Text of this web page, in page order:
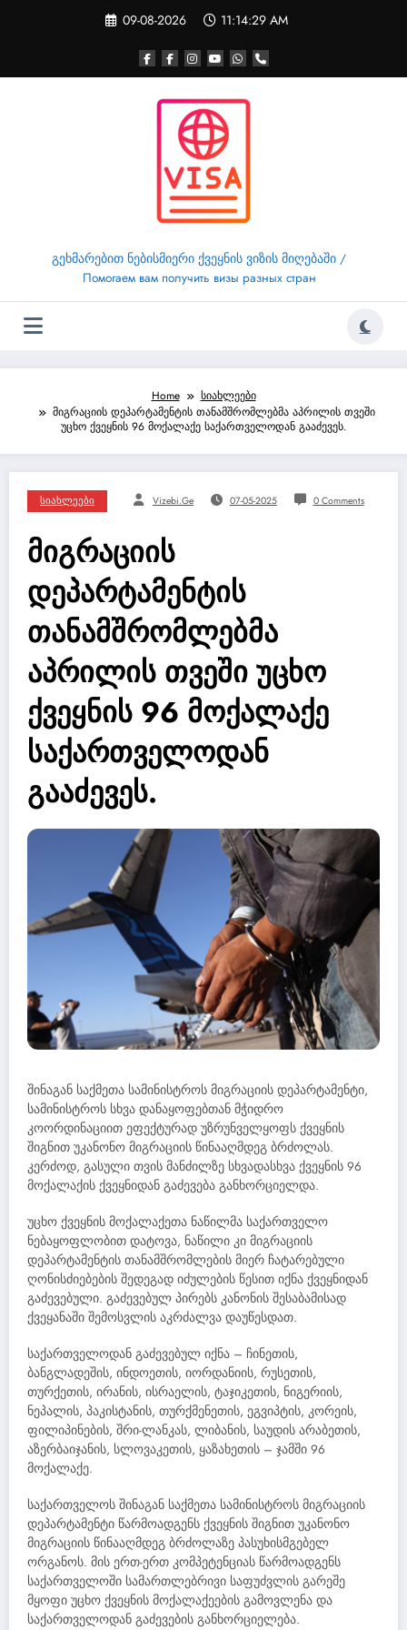
09-08-2026 11:14:30 AM
გეხმარებით ნებისმიერი ქვეყნის ვიზის მიღებაში /
Помогаем вам получить визы разных стран
Home
სიახლეები
მიგრაციის დეპარტამენტის თანამშრომლებმა აპრილის თვეში
უცხო ქვეყნის 96 მოქალაქე საქართველოდან გააძევეს.
Სიახლეები Vizebi.ge 07-05-2025 0 Comments
მიგრაციის
დეპარტამენტის
თანამშრომლებმა
აპრილის თვეში უცხო
ქვეყნის 96 მოქალაქე
საქართველოდან
გააძევეს.
შინაგან საქმეთა სამინისტროს მიგრაციის დეპარტამენტი,
სამინისტროს სხვა დანაყოფებთან მჭიდრო
კოორდინაციით ეფექტურად უზრუნველყოფს ქვეყნის
შიგნით უკანონო მიგრაციის წინააღმდეგ ბრძოლას.
კერძოდ, გასული თვის მანძილზე სხვადასხვა ქვეყნის 96
მოქალაქის ქვეყნიდან გაძევება განხორციელდა.
უცხო ქვეყნის მოქალაქეთა ნაწილმა საქართველო
ნებაყოფლობით დატოვა, ნაწილი კი მიგრაციის
დეპარტამენტის თანამშრომლების მიერ ჩატარებული
ღონისძიებების შედეგად იძულების წესით იქნა ქვეყნიდან
გაძევებული. გაძევებულ პირებს კანონის შესაბამისად
ქვეყანაში შემოსვლის აკრძალვა დაუწესდათ.
საქართველოდან გაძევებულ იქნა – ჩინეთის,
ბანგლადეშის, ინდოეთის, იორდანიის, რუსეთის,
თურქეთის, ირანის, ისრაელის, ტაჯიკეთის, ნიგერიის,
ნეპალის, პაკისტანის, თურქმენეთის, ეგვიპტის, კორეის,
ფილიპინების, შრი-ლანკას, ლიბანის, საუდის არაბეთის,
აზერბაიჯანის, სლოვაკეთის, ყაზახეთის – ჯამში 96
მოქალაქე.
საქართველოს შინაგან საქმეთა სამინისტროს მიგრაციის
დეპარტამენტი წარმოადგენს ქვეყნის შიგნით უკანონო
მიგრაციის წინააღმდეგ ბრძოლაზე პასუხისმგებელ
ორგანოს. მის ერთ-ერთ კომპეტენციას წარმოადგენს
საქართველოში სამართლებრივი საფუძვლის გარეშე
მყოფი უცხო ქვეყნის მოქალაქეების გამოვლენა და
საქართველოდან გაძევების განხორციელება.